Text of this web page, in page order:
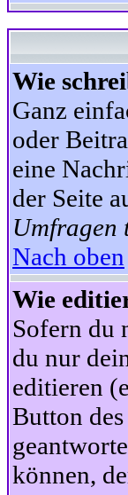
Wie
Ganz
oder
eine
der Seite
Umfragen
Nach oben
Wie
Sofern du
du nur
editieren
Button
können,